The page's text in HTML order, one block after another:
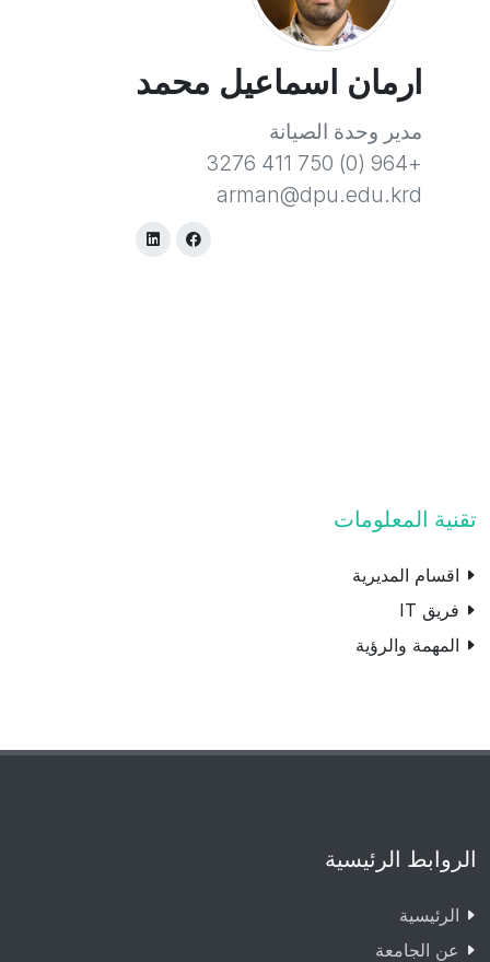
ارمان اسماعيل محمد
مدير وحدة الصيانة
+964 (0) 750 411 3276
arman@dpu.edu.krd
تقنية المعلومات
اقسام المديرية
فريق IT
المهمة والرؤية
الروابط الرئيسية
الرئيسية
عن الجامعة